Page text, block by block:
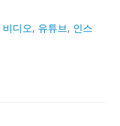
비디오, 유튜브, 인스